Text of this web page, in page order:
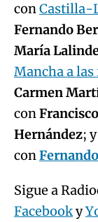
conCastilla-
Fernando
María
Mancha a las
Carmen
con
Hernández;
con
Sigue a
Facebooky